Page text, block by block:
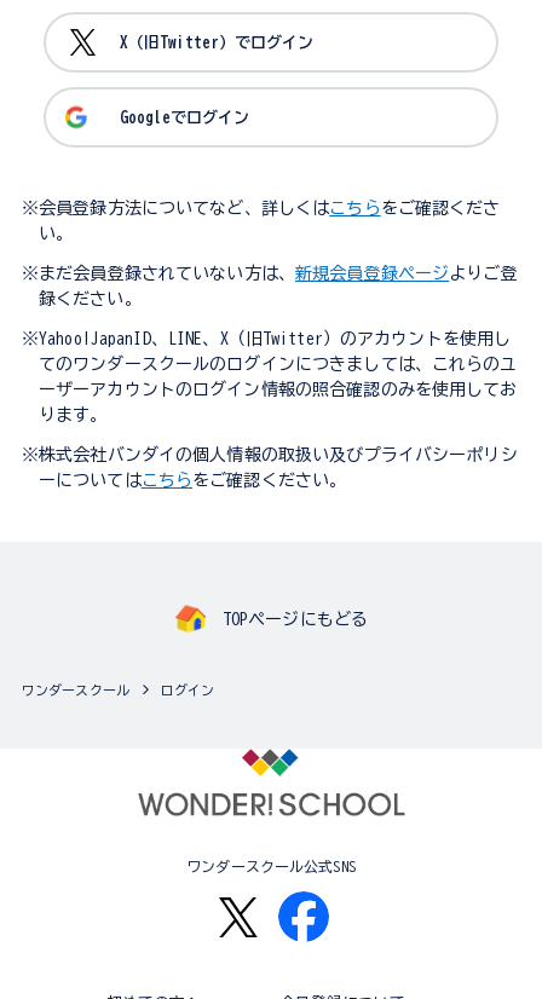
X（旧Twitter）でログイン
Googleでログイン
※会員登録方法についてなど、詳しくはこちら をご確認くださ
い。
※まだ会員登録されていない方は、 新規会員登録ページ よりご登
録ください。
※Yahoo!JapanID、LINE、X（旧Twitter）のアカウントを使用し
てのワンダースクールのログインにつきましては、これらのユ
ーザーアカウントのログイン情報の照合確認のみを使用してお
ります。
※株式会社バンダイの個人情報の取扱い及びプライバシーポリシ
ーについてはこちら をご確認ください。
TOPページにもどる
ワンダースクール ログイン
ワンダースクール公式SNS